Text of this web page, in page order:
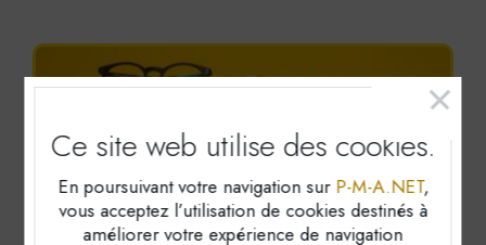
Ce site web utilisedes cookies.
En poursuivant votre navigation sur P-M-A.NET,
vous acceptez l’utilisation de cookies destinés à
améliorer votre expérience de navigation